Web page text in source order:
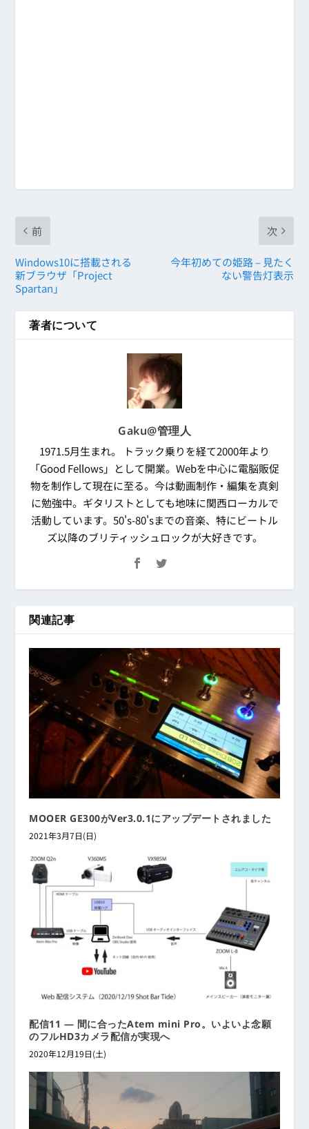
前
Windows10に搭載される
新ブラウザ「Project
Spartan」
次
今年初めての姫路 – 見たく
ない警告灯表示
著者について
Gaku@管理人
1971.5月生まれ。 トラック乗りを経て2000年より
「Good Fellows」として開業。Webを中心に電脳販促
物を制作して現在に至る。今は動画制作・編集を真剣
に勉強中。ギタリストとしても地味に関西ローカルで
活動しています。50's-80'sまでの音楽、特にビートル
ズ以降のブリティッシュロックが大好きです。
関連記事
MOOER GE300がVer3.0.1にアップデートされました
2021年3月7日(日)
配信11 ― 間に合ったAtem mini Pro。いよいよ念願
のフルHD3カメラ配信が実現へ
2020年12月19日(土)